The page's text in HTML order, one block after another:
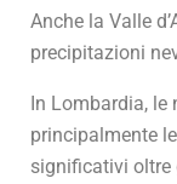
Anche la Valle
precipitazioni
In Lombardia, le
principalmente
significativi oltre